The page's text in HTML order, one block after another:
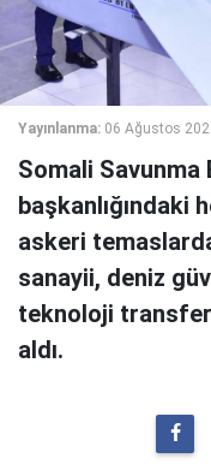
Yayınlanma: 06 Ağustos
Somali Savunma
başkanlığındaki
askeri
sanayii, deniz
teknoloji
aldı.